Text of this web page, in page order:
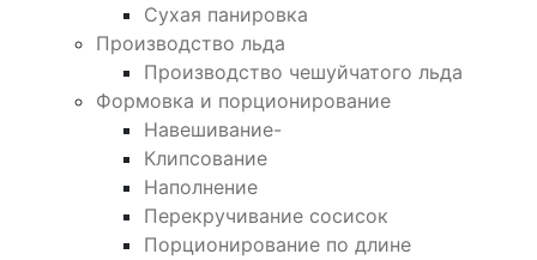
Сухая панировка
Производство льда
Производство чешуйчатого льда
Формовка и порционирование
Навешивание-
Клипсование
Наполнение
Перекручивание сосисок
Порционирование по длине